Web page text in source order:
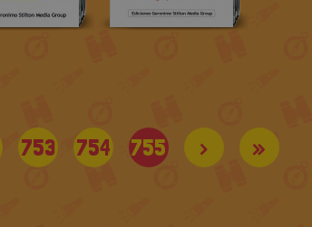
753 754 755 > »